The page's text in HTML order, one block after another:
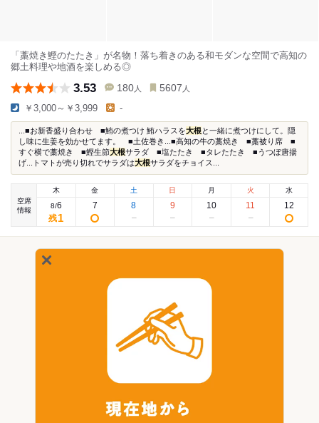
「藁焼き鰹のたたき」が名物！落ち着きのある和モダンな空間で高知の
郷土料理や地酒を楽しめる◎
3.53 180 人 5607 人
￥3,000～￥3,999 -
...■お新香盛り合わせ ■鮪の煮つけ 鮪ハラスを大根と一緒に煮つけにして。隠
し味に生姜を効かせてます。 ■土佐巻き...■高知の牛の藁焼き ■藁被り席 ■
すぐ横で藁焼き ■鰹生節大根サラダ ■塩たたき ■タレたたき ■うつぼ唐揚
げ...トマトが売り切れでサラダは大根サラダをチョイス...
空席
情報
木
8/6
残1
金
7
土
8
日
9
月
10
火
11
水
12